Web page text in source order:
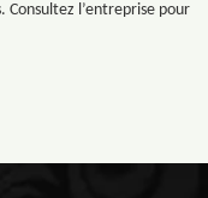
l’entreprise pour